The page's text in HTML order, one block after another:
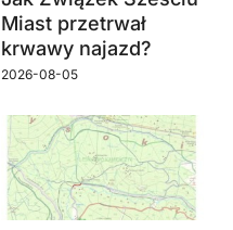
Miast przetrwał
krwawy najazd?
2026-08-05